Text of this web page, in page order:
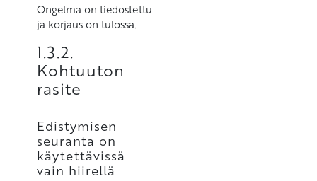
Ongelma on tiedostettu
ja korjaus on tulossa.
1.3.2.
Kohtuuton
rasite
Edistymisen
seuranta on
käytettävissä
vain hiirellä